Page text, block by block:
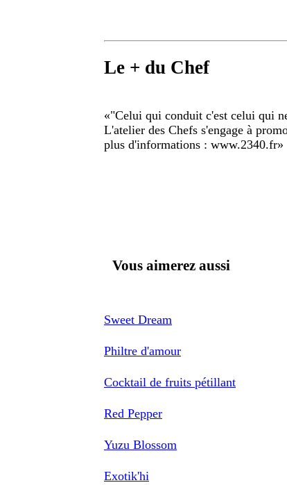
Le + du Chef
«"Celui qui conduit c'est celui qui
L'atelier des Chefs s'engage à
plus d'informations : www.2340.fr»
Vous aimerez aussi
Sweet Dream
Philtre d'amour
Cocktail de fruits pétillant
Red Pepper
Yuzu Blossom
Exotik'hi